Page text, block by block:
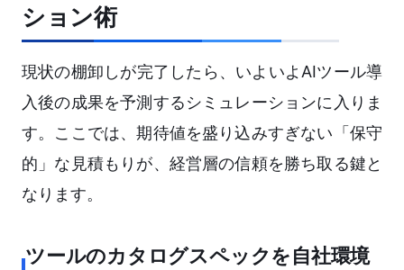
ション術
現状の棚卸しが完了したら、いよいよAIツール導
入後の成果を予測するシミュレーションに入りま
す。ここでは、期待値を盛り込みすぎない「保守
的」な見積もりが、経営層の信頼を勝ち取る鍵と
なります。
ツールのカタログスペックを自社環境